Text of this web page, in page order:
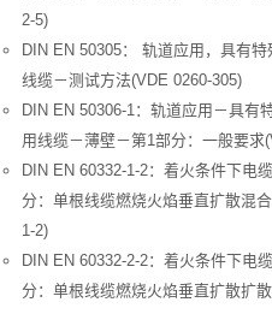
2-5)
DIN EN 50305： 轨道应用，具有
线缆－测试方法(VDE 0260-305)
DIN EN 50306-1：轨道应用－具有
用线缆－薄壁－第1部分：一般要求
DIN EN 60332-1-2：着火条件下电
分：单根线缆燃烧火焰垂直扩散混
1-2)
DIN EN 60332-2-2：着火条件下电
分：单根线缆燃烧火焰垂直扩散扩